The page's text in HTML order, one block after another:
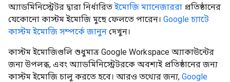
অ্যাডমিনিস্ট্রেটর দ্বারা নির্ধারিতইমোজি ম্যানেজাররা প্রতিষ্ঠানের
যেকোনো কাস্টম ইমোজি মুছে ফেলতে পারেন। Google চ্যাটে
কাস্টম ইমোজি সম্পর্কে জানুন দেখুন।
কাস্টম ইমোজিগুলি শুধুমাত্র Google Workspace অ্যাকাউন্টের
জন্য উপলব্ধ, এবং অ্যাডমিনিস্ট্রেটরকে অবশ্যই প্রতিষ্ঠানের জন্য
কাস্টম ইমোজি চালু করতে হবে। আরও তথ্যের জন্য, Google